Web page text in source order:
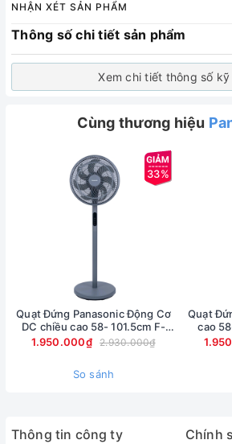
NHẬN XÉT SẢN PHẨM
Thông số chi tiết sản phẩm
Xem chi tiết thông số
Cùng thương hiệu
33%
Quạt Đứng Panasonic Động Cơ
DC chiều cao 58- 101.5cm F-
30JLVG
1.950.000₫ 2.930.000₫
So sánh
Quạt
cao
Thông tin công ty Chính